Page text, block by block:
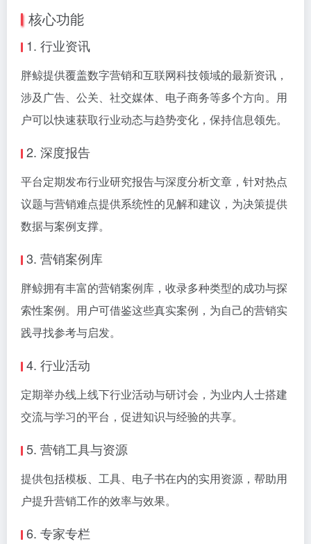
核心功能
1. 行业资讯
胖鲸提供覆盖数字营销和互联网科技领域的最新资讯，
涉及广告、公关、社交媒体、电子商务等多个方向。用
户可以快速获取行业动态与趋势变化，保持信息领先。
2. 深度报告
平台定期发布行业研究报告与深度分析文章，针对热点
议题与营销难点提供系统性的见解和建议，为决策提供
数据与案例支撑。
3. 营销案例库
胖鲸拥有丰富的营销案例库，收录多种类型的成功与探
索性案例。用户可借鉴这些真实案例，为自己的营销实
践寻找参考与启发。
4. 行业活动
定期举办线上线下行业活动与研讨会，为业内人士搭建
交流与学习的平台，促进知识与经验的共享。
5. 营销工具与资源
提供包括模板、工具、电子书在内的实用资源，帮助用
户提升营销工作的效率与效果。
6. 专家专栏